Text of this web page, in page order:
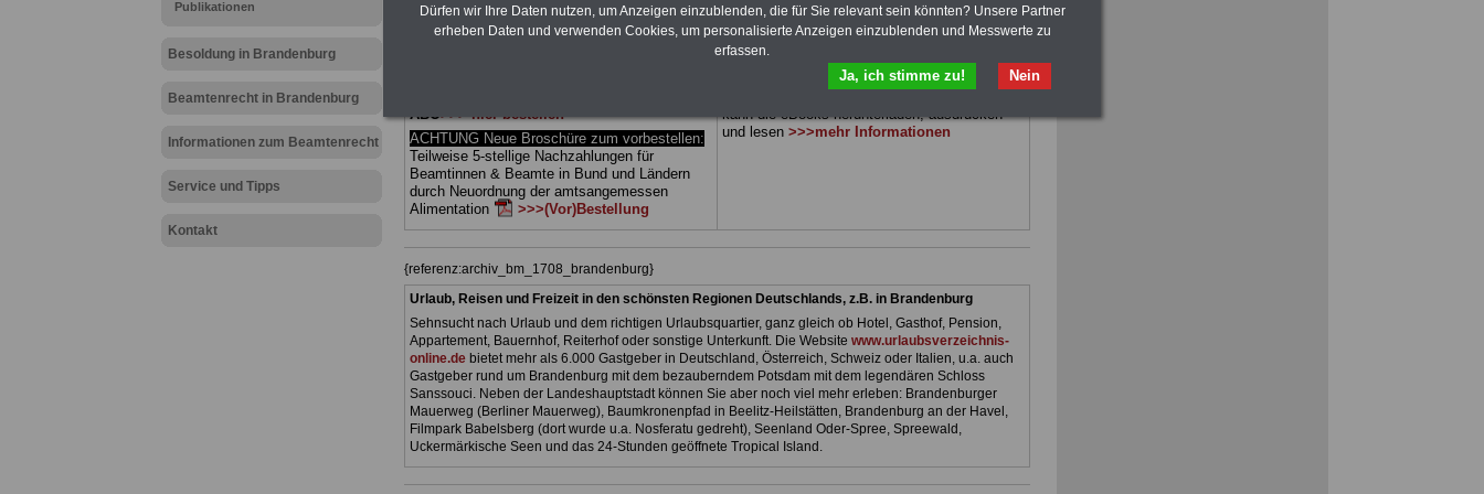
Publikationen
Besoldung in Brandenburg
Beamtenrecht in Brandenburg
Informationen zum Beamtenrecht
Service und Tipps
Kontakt
Ländern. Alle drei Ratgeber sind übersichtlich
gegliedert und erläutern auch komplizierte
ABO>>> hier bestellen
ACHTUNG Neue Broschüre zum vorbestellen:
Teilweise 5-stellige Nachzahlungen für
Beamtinnen & Beamte in Bund und Ländern
durch Neuordnung der amtsangemessen
Alimentation
>>>(Vor)Bestellung
herunterladen, auch für Beschäftigte beim
Land Brandenburggeeignet: die Bücher
behandeln Beamtenrecht, Besoldung, Beihilfe,
Beamtenversorgung, Rund ums Geld,
Nebentätigkeitsrecht, Frauen im öffentl. Dienst.
kann die eBooks herunterladen, ausdrucken
und lesen >>>mehr Informationen
{referenz:archiv_bm_1708_brandenburg}
Urlaub, Reisen und Freizeit in den schönsten Regionen Deutschlands, z.B. in Brandenburg
Sehnsucht nach Urlaub und dem richtigen Urlaubsquartier, ganz gleich ob Hotel, Gasthof, Pension,
Appartement, Bauernhof, Reiterhof oder sonstige Unterkunft. Die Website www.urlaubsverzeichnis-
online.debietet mehr als 6.000 Gastgeber in Deutschland, Österreich, Schweiz oder Italien, u.a. auch
Gastgeber rund um Brandenburg mit dem bezauberndem Potsdam mit dem legendären Schloss
Sanssouci. Neben der Landeshauptstadt können Sie aber noch viel mehr erleben: Brandenburger
Mauerweg (Berliner Mauerweg), Baumkronenpfad in Beelitz-Heilstätten, Brandenburg an der Havel,
Filmpark Babelsberg (dort wurde u.a. Nosferatu gedreht), Seenland Oder-Spree, Spreewald,
Uckermärkische Seen und das 24-Stunden geöffnete Tropical Island.
Dürfen wir Ihre Daten nutzen, um Anzeigen einzublenden, die für Sie relevant sein könnten? Unsere Partner
erheben Daten und verwenden Cookies, um personalisierte Anzeigen einzublenden und Messwerte zu
erfassen.
Nein
Ja, ich stimme zu!